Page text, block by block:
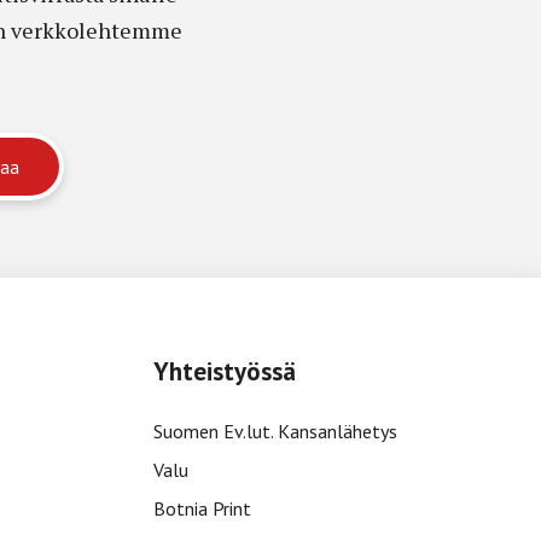
verkkolehtemme
Yhteistyössä
Suomen Ev.lut. Kansanlähetys
Valu
Botnia Print